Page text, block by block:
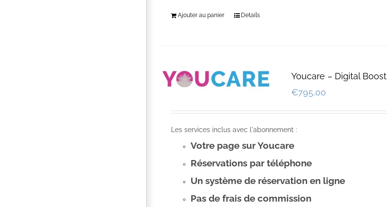
Ajouter au panier Details
Youcare – Digital Boost
€795,00
Les services inclus avec l'abonnement :
Votre page sur Youcare
Réservations par téléphone
Un système de réservation en ligne
Pas de frais de commission